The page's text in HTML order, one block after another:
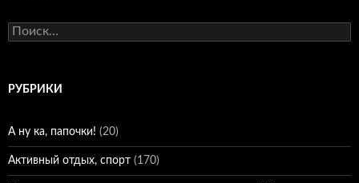
Найти:
РУБРИКИ
А ну ка, папочки! (20)
Активный отдых, спорт (170)